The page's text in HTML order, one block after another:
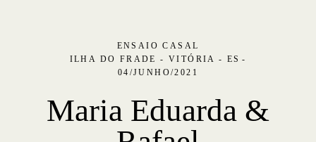
ENSAIO CASAL
ILHA DO FRADE - VITÓRIA - ES
04/JUNHO/2021
Maria Eduarda &